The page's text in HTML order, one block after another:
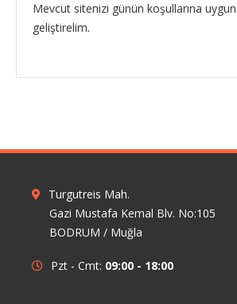
Mevcut sitenizi günün koşullarına
geliştirelim.
Turgutreis Mah.
Gazi Mustafa Kemal Blv. No:105
BODRUM / Muğla
Pzt - Cmt: 09:00 - 18:00